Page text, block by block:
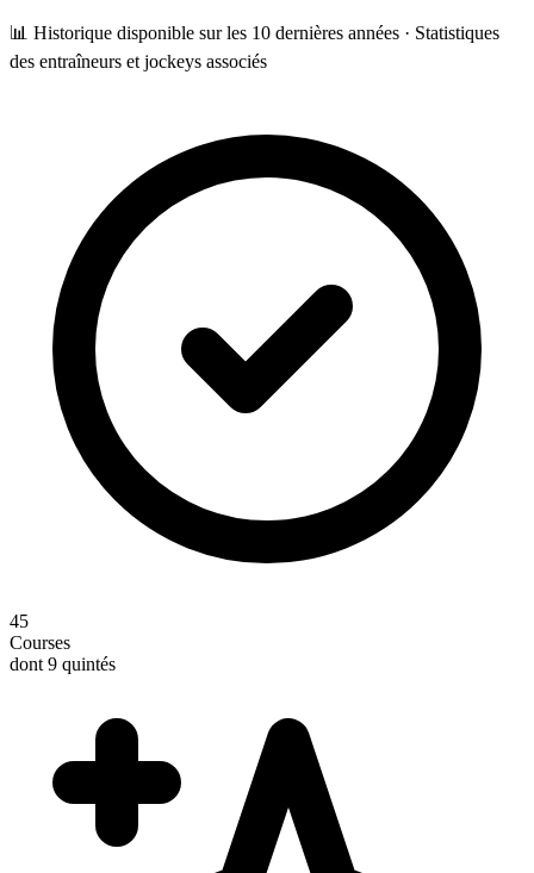
📊 Historique disponible sur les 10 dernières années · Statistiques
des entraîneurs et jockeys associés
45
Courses
dont 9 quintés